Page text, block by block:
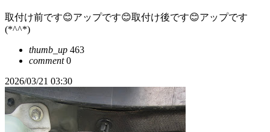
取付け前です😊アップです😊取付け後です😊アップです
(*^^*)
thumb_up 463
comment0
2026/03/21 03:30